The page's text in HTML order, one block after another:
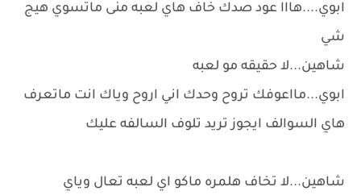
ابوي....هااا عود صدك خاف هاي لعبه منى ماتسوي هيج
شي
شاهين...لا حقيقه مو لعبه
ابوي...مااعوفك تروح وحدك اني اروح وياك انت ماتعرف
هاي السوالف ايجوز تريد تلوف السالفه عليك
شاهين...لا تخاف هلمره ماكو اي لعبه تعال وياي